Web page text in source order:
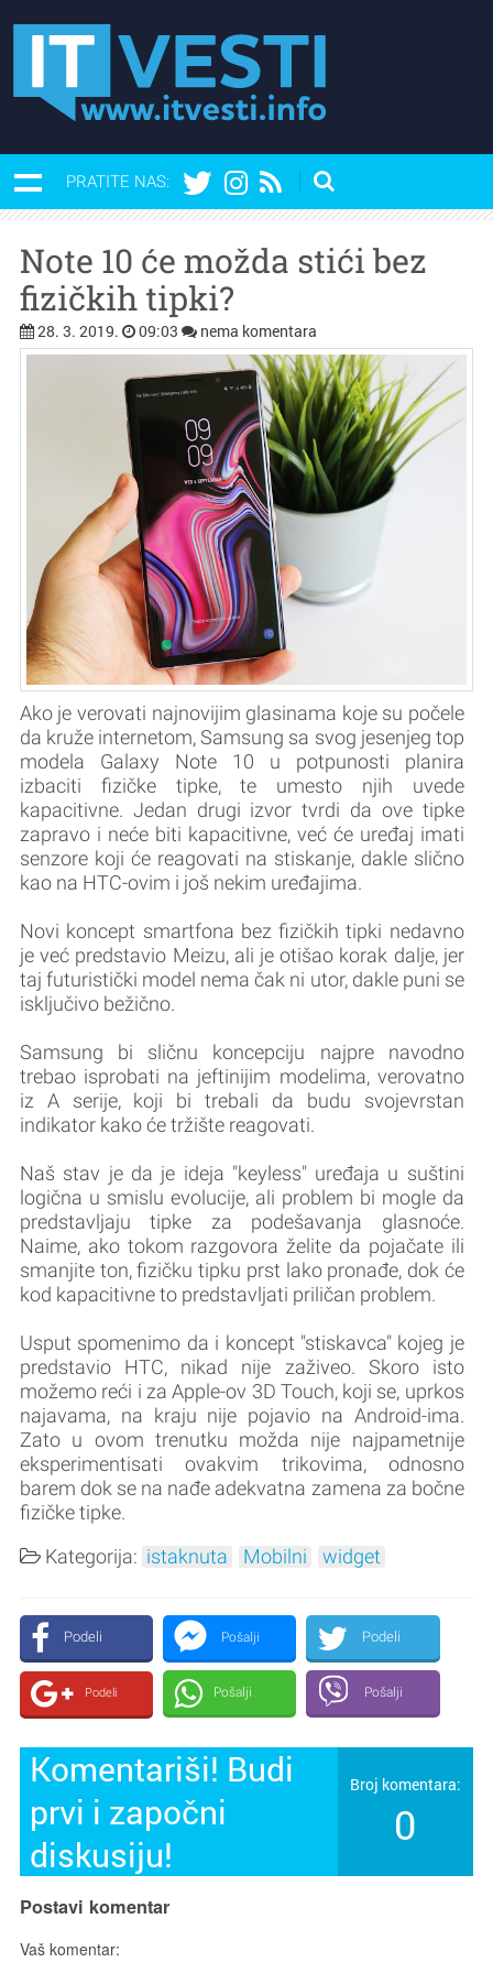
PRATITE NAS:
Note 10 će možda stići bez
fizičkih tipki?
28. 3. 2019. 09:03 nema komentara
Ako je verovati najnovijim glasinama koje su počele
da kruže internetom, Samsung sa svog jesenjeg top
modela Galaxy Note 10 u potpunosti planira
izbaciti fizičke tipke, te umesto njih uvede
kapacitivne. Jedan drugi izvor tvrdi da ove tipke
zapravo i neće biti kapacitivne, već će uređaj imati
senzore koji će reagovati na stiskanje, dakle slično
kao na HTC-ovim i još nekim uređajima.
Novi koncept smartfona bez fizičkih tipki nedavno
je već predstavio Meizu, ali je otišao korak dalje, jer
taj futuristički model nema čak ni utor, dakle puni se
isključivo bežično.
Samsung bi sličnu koncepciju najpre navodno
trebao isprobati na jeftinijim modelima, verovatno
iz A serije, koji bi trebali da budu svojevrstan
indikator kako će tržište reagovati.
Naš stav je da je ideja "keyless" uređaja u suštini
logična u smislu evolucije, ali problem bi mogle da
predstavljaju tipke za podešavanja glasnoće.
Naime, ako tokom razgovora želite da pojačate ili
smanjite ton, fizičku tipku prst lako pronađe, dok će
kod kapacitivne to predstavljati priličan problem.
Usput spomenimo da i koncept "stiskavca" kojeg je
predstavio HTC, nikad nije zaživeo. Skoro isto
možemo reći i za Apple-ov 3D Touch, koji se, uprkos
najavama, na kraju nije pojavio na Android-ima.
Zato u ovom trenutku možda nije najpametnije
eksperimentisati ovakvim trikovima, odnosno
barem dok se na nađe adekvatna zamena za bočne
fizičke tipke.
Kategorija: istaknuta Mobilni widget
Podeli Pošalji Podeli
Podeli Pošalji Pošalji
Komentariši! Budi
prvi i započni
diskusiju!
Broj komentara:
0
Postavi komentar
Vaš komentar: